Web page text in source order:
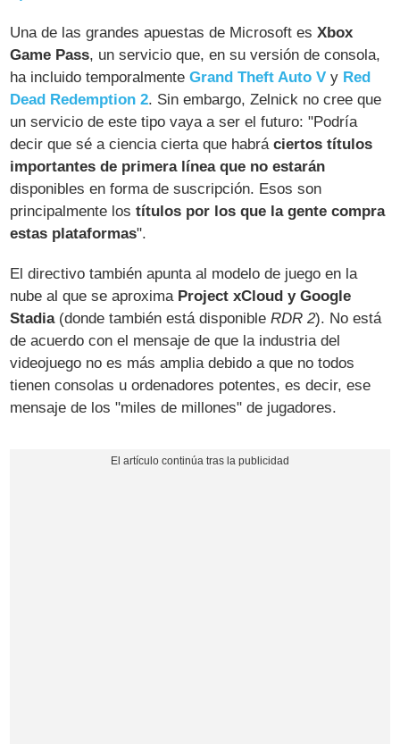
Una de las grandes apuestas de Microsoft esXbox
Game Pass, un servicio que, en su versión de consola,
ha incluido temporalmenteGrand Theft Auto V y Red
Dead Redemption 2. Sin embargo, Zelnick no cree que
un servicio de este tipo vaya a ser el futuro: "Podría
decir que sé a ciencia cierta que habráciertos títulos
importantes de primera línea que no estarán
disponibles en forma de suscripción. Esos son
principalmente lostítulos por los que la gente compra
estas plataformas".
El directivo también apunta al modelo de juego en la
nube al que se aproxima Project xCloud y Google
Stadia(donde también está disponibleRDR 2). No está
de acuerdo con el mensaje de que la industria del
videojuego no es más amplia debido a que no todos
tienen consolas u ordenadores potentes, es decir, ese
mensaje de los "miles de millones" de jugadores.